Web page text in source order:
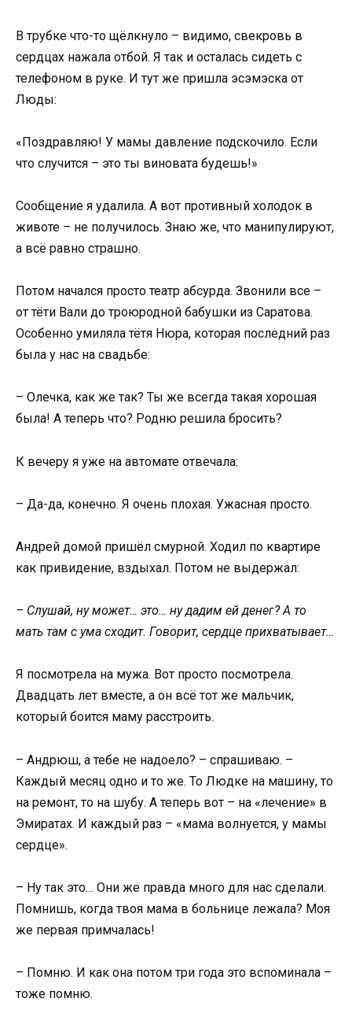
В трубке что-то щёлкнуло – видимо, свекровь в
сердцах нажала отбой. Я так и осталась сидеть с
телефоном в руке. И тут же пришла эсэмэска от
Люды:
«Поздравляю! У мамы давление подскочило. Если
что случится – это ты виновата будешь!»
Сообщение я удалила. А вот противный холодок в
животе – не получилось. Знаю же, что манипулируют,
а всё равно страшно.
Потом начался просто театр абсурда. Звонили все –
от тёти Вали до троюродной бабушки из Саратова.
Особенно умиляла тётя Нюра, которая последний раз
была у нас на свадьбе:
– Олечка, как же так? Ты же всегда такая хорошая
была! А теперь что? Родню решила бросить?
К вечеру я уже на автомате отвечала:
– Да-да, конечно. Я очень плохая. Ужасная просто.
Андрей домой пришёл смурной. Ходил по квартире
как привидение, вздыхал. Потом не выдержал:
– Слушай, ну может… это… ну дадим ей денег? А то
мать там с ума сходит. Говорит, сердце прихватывает…
Я посмотрела на мужа. Вот просто посмотрела.
Двадцать лет вместе, а он всё тот же мальчик,
который боится маму расстроить.
– Андрюш, а тебе не надоело? – спрашиваю. –
Каждый месяц одно и то же. То Людке на машину, то
на ремонт, то на шубу. А теперь вот – на «лечение» в
Эмиратах. И каждый раз – «мама волнуется, у мамы
сердце».
– Ну так это… Они же правда много для нас сделали.
Помнишь, когда твоя мама в больнице лежала? Моя
же первая примчалась!
– Помню. И как она потом три года это вспоминала –
тоже помню.